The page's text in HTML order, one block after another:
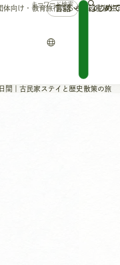
体向け・教育旅行ふるさと納税移住
言語
マ
はじめ
間｜古民家ステイと歴史散策の旅